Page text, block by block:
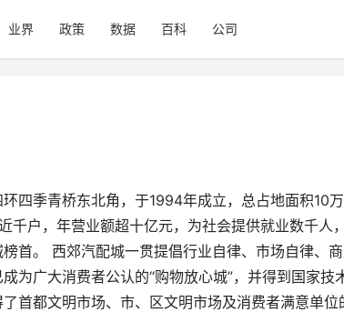
业界 政策 数据 百科 公司
四季青桥东北角，于1994年成立，总占地面积10
千户，年营业额超十亿元，为社会提供就业数千人
首。 西郊汽配城一贯提倡行业自律、市场自律、
为广大消费者公认的“购物放心城”，并得到国家技
首都文明市场、市、区文明市场及消费者满意单